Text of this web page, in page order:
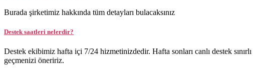
Burada şirketimiz hakkında tüm detayları bulacaksınız
Destek saatleri nelerdir?
Destek ekibimiz hafta içi 7/24 hizmetinizdedir. Hafta sonları canlı destek
geçmenizi öneririz.